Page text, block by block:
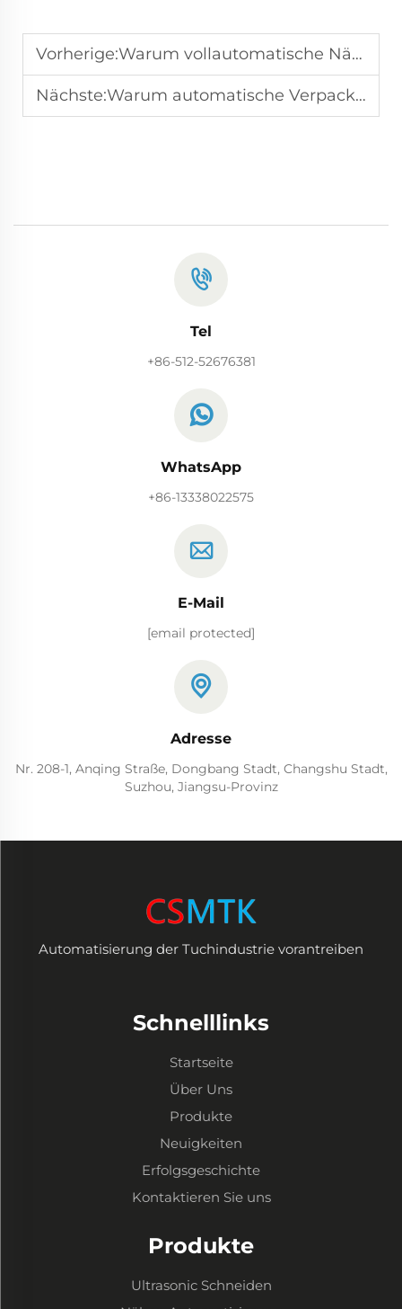
Vorherige:Warum vollautomatische Nähmaschinen die Arbeitskosten senken
Nächste:Warum automatische Verpackungsmaschinen die Effizienz verbessern?
Tel
+86-512-52676381
WhatsApp
+86-13338022575
E-Mail
[email protected]
Adresse
Nr. 208-1, Anqing Straße, Dongbang Stadt, Changshu Stadt,
Suzhou, Jiangsu-Provinz
Automatisierung der Tuchindustrie vorantreiben
Schnelllinks
Startseite
Über Uns
Produkte
Neuigkeiten
Erfolgsgeschichte
Kontaktieren Sie uns
Produkte
Ultrasonic Schneiden